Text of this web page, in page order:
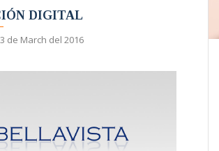
DIGITAL
3 de March del 2016